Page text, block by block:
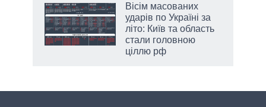
Вісім масованих
ударів по Україні за
літо: Київ та область
стали головною
ціллю рф